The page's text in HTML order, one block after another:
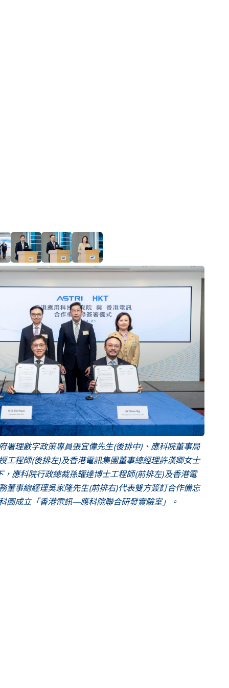
署理數字政策專員張宜偉先生(後排中)、應科院董事局
工程師(後排左)及香港電訊集團董事總經理許漢卿女士
，應科院行政總裁孫耀達博士工程師(前排左)及香港電
董事總經理吳家隆先生(前排右)代表雙方簽訂合作備忘
園成立「香港電訊—應科院聯合研發實驗室」。